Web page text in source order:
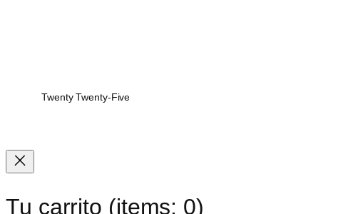
Twenty Twenty-Five
Tu carrito (items: 0)